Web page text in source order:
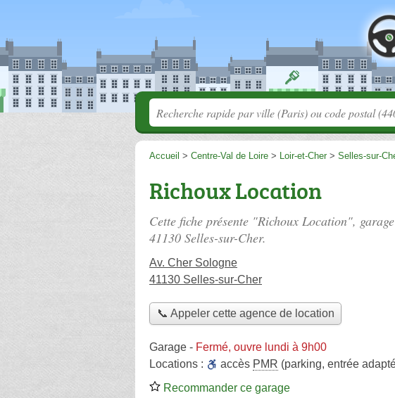
Accueil > Centre-Val de Loire > Loir-et-Cher > Selles-sur-
Richoux Location
Cette fiche présente "Richoux Location",
41130 Selles-sur-Cher.
Av. Cher Sologne
41130 Selles-sur-Cher
📞 Appeler cette agence de location
Garage - Fermé, ouvre lundi à 9h00
Locations :
accès PMR (parking, entrée
Recommander ce garage